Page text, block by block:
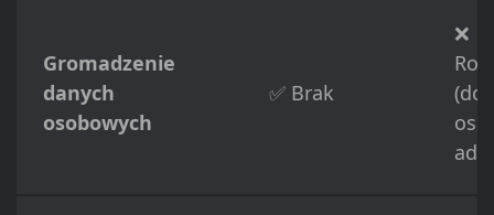
Gromadzenie
danych
osobowych
✅ Brak
❌